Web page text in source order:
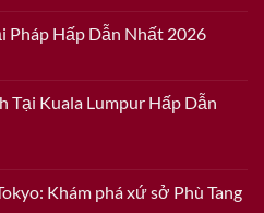
Pháp Hấp Dẫn Nhất 2026
Tại Kuala Lumpur Hấp Dẫn
Khám phá xứ sở Phù Tang